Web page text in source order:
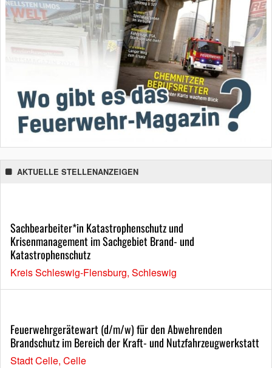
AKTUELLE STELLENANZEIGEN
Sachbearbeiter*in Katastrophenschutz und
Krisenmanagement im Sachgebiet Brand- und
Katastrophenschutz
Kreis Schleswig-Flensburg, Schleswig
Feuerwehrgerätewart (d/m/w) für den Abwehrenden
Brandschutz im Bereich der Kraft- und Nutzfahrzeugwerkstatt
Stadt Celle, Celle